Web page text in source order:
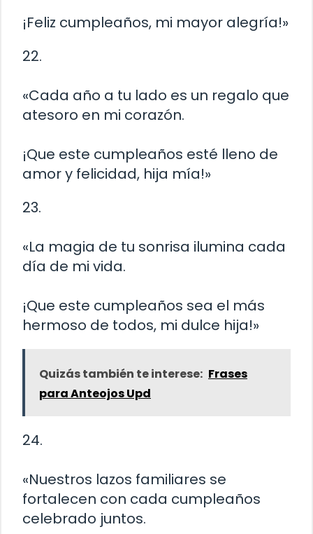
¡Feliz cumpleaños, mi mayor alegría!»
22.
«Cada año a tu lado es un regalo que
atesoro en mi corazón.
¡Que este cumpleaños esté lleno de
amor y felicidad, hija mía!»
23.
«La magia de tu sonrisa ilumina cada
día de mi vida.
¡Que este cumpleaños sea el más
hermoso de todos, mi dulce hija!»
Quizás también te interese: Frases
para Anteojos Upd
24.
«Nuestros lazos familiares se
fortalecen con cada cumpleaños
celebrado juntos.